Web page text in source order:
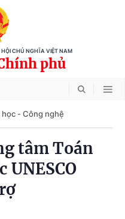
CHỦ NGHĨA VIỆT NAM
phủ
học - Công nghệ
tâm Toán
UNESCO